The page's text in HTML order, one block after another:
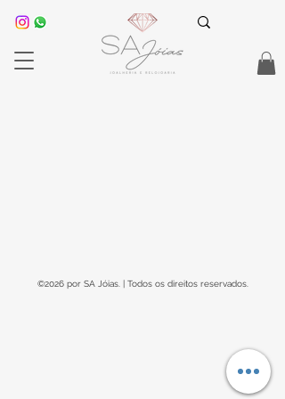
©2026 por SA Jóias. | Todos os direitos reservados.